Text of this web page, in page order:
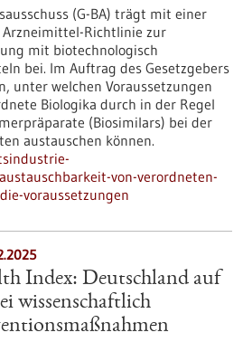
(G-BA) trägt mit einer
Richtlinie zur
mit biotechnologisch
bei. Im Auftrag des Gesetzgebers
unter welchen Voraussetzungen
Biologika durch in der Regel
(Biosimilars) bei der
austauschen können.
von-verordneten-
voraussetzungen
Index: Deutschland auf
wissenschaftlich